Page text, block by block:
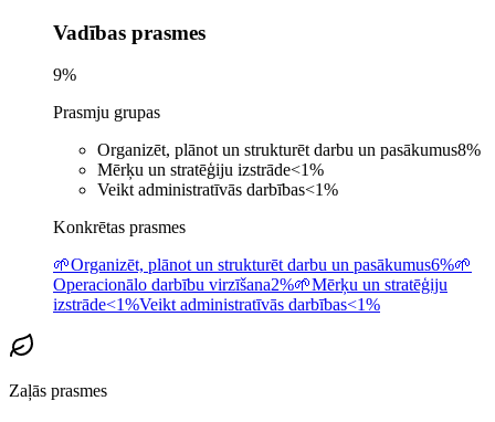
Vadības prasmes
9%
Prasmju grupas
Organizēt, plānot un strukturēt darbu un pasākumus8%
Mērķu un stratēģiju izstrāde<1%
Veikt administratīvās darbības<1%
Konkrētas prasmes
🌱Organizēt, plānot un strukturēt darbu un pasākumus6%🌱
Operacionālo darbību virzīšana2%🌱Mērķu un stratēģiju
izstrāde<1%Veikt administratīvās darbības<1%
Zaļās prasmes